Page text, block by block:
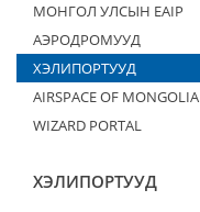
МОНГОЛ УЛСЫН EAIP
АЭРОДРОМУУД
ХЭЛИПОРТУУД
AIRSPACE OF MONGOLIA
WIZARD PORTAL
ХЭЛИПОРТУУД